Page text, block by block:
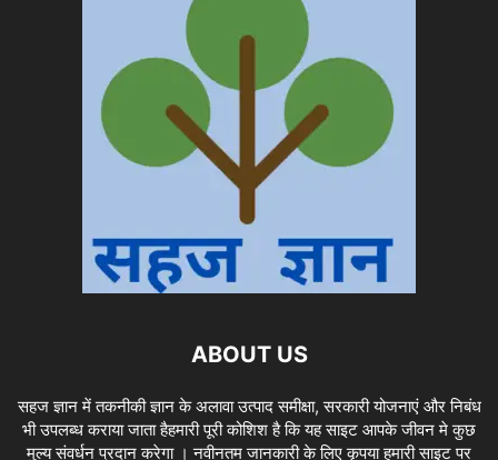
ABOUT US
सहज ज्ञान में तकनीकी ज्ञान के अलावा उत्पाद समीक्षा, सरकारी योजनाएं और निबंध
भी उपलब्ध कराया जाता हैहमारी पूरी कोशिश है कि यह साइट आपके जीवन मे कुछ
मुल्य संवर्धन प्रदान करेगा । नवीनतम जानकारी के लिए कृपया हमारी साइट पर